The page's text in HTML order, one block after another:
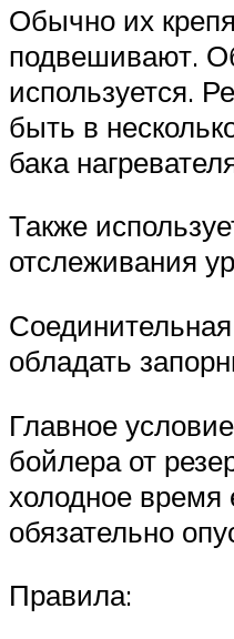
Обычно их
подвешивают.
используется.
быть в
бака
Также
отслеживания
обладать
Главное
бойлера от
холодное время
обязательно
Правила: